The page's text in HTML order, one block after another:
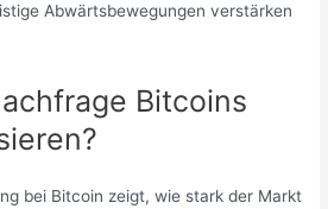
Abwärtsbewegungen verstärken
Bitcoins
bei Bitcoin zeigt, wie stark der Markt